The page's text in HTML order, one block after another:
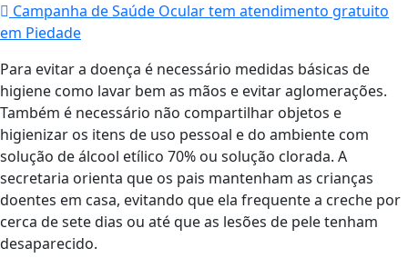
Campanha de Saúde Ocular tem atendimento gratuito
em Piedade
Para evitar a doença é necessário medidas básicas de
higiene como lavar bem as mãos e evitar aglomerações.
Também é necessário não compartilhar objetos e
higienizar os itens de uso pessoal e do ambiente com
solução de álcool etílico 70% ou solução clorada. A
secretaria orienta que os pais mantenham as crianças
doentes em casa, evitando que ela frequente a creche por
cerca de sete dias ou até que as lesões de pele tenham
desaparecido.